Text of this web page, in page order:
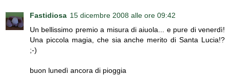
Fastidiosa 15 dicembre 2008 alle ore 09:42
Un bellissimo premio a misura di aiuola... e pure di venerdì!
Una piccola magia, che sia anche merito di Santa Lucia!?
;-)
buon lunedì ancora di pioggia